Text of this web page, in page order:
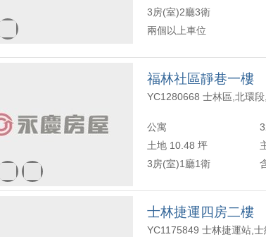
3房(室)2廳3衛
兩個以上車位
福林社區靜巷一樓
YC1280668 士林區,北環
公寓
土地 10.48 坪
3房(室)1廳1衛
士林捷運四房二樓
YC1175849 士林捷運站,